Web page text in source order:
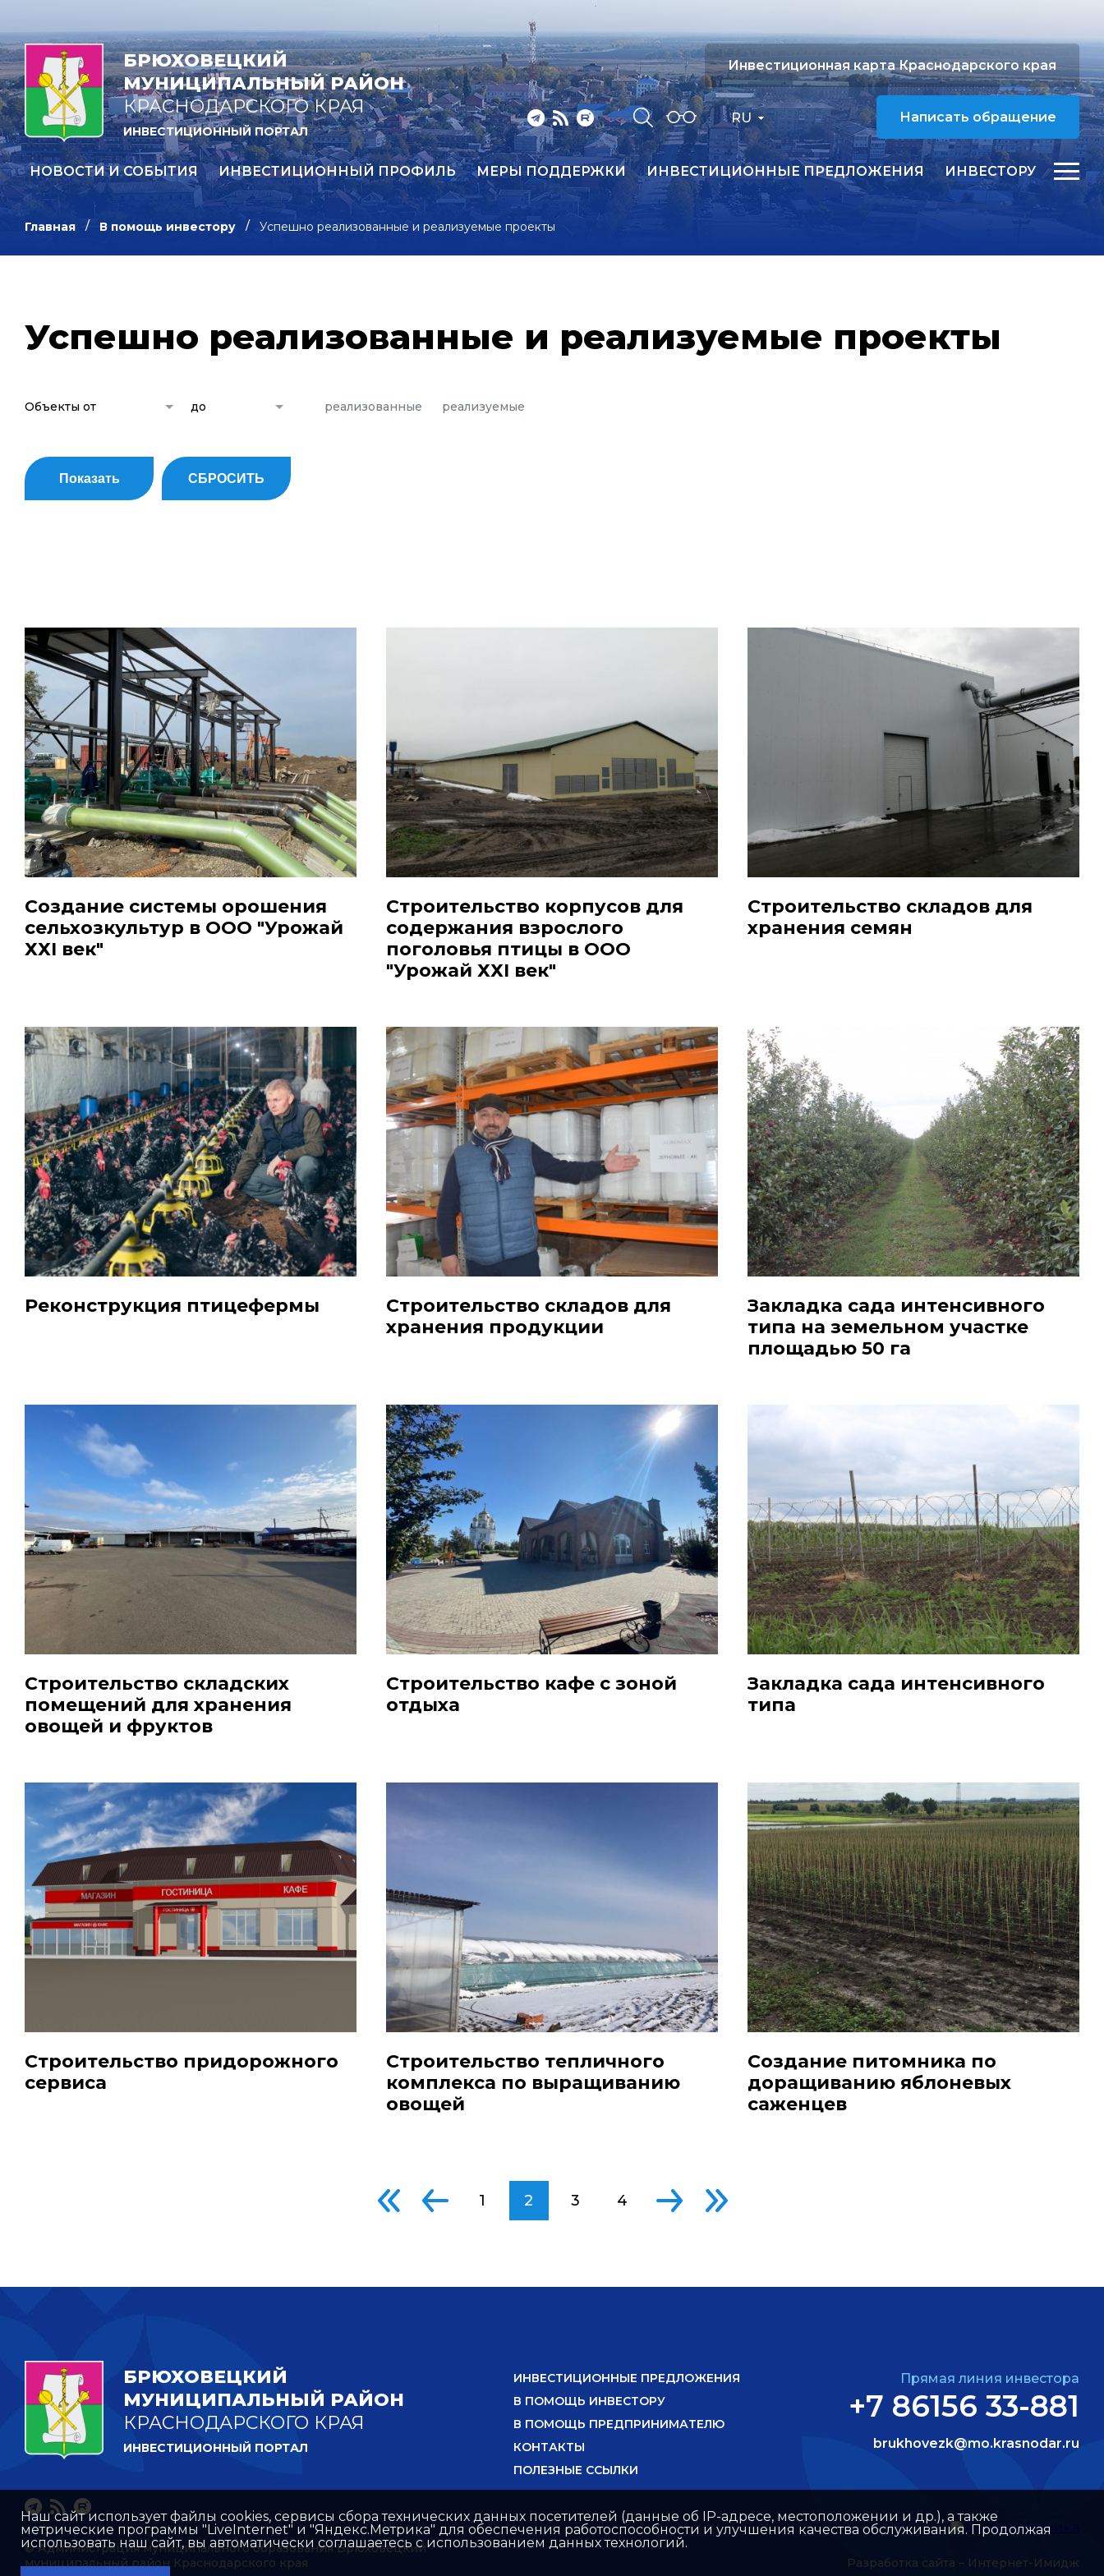
БРЮХОВЕЦКИЙ
МУНИЦИПАЛЬНЫЙ РАЙОН
КРАСНОДАРСКОГО КРАЯ
ИНВЕСТИЦИОННЫЙ ПОРТАЛ
RU
Инвестиционная карта Краснодарского края
Написать обращение
НОВОСТИ И СОБЫТИЯ ИНВЕСТИЦИОННЫЙ ПРОФИЛЬ МЕРЫ ПОДДЕРЖКИ ИНВЕСТИЦИОННЫЕ ПРЕДЛОЖЕНИЯ ИНВЕСТОРУ
Главная В помощь инвестору Успешно реализованные и реализуемые проекты
Успешно реализованные и реализуемые проекты
Объекты от до реализованные реализуемые
Показать СБРОСИТЬ
Создание системы орошения
сельхозкультур в ООО "Урожай
ХХI век"
Строительство корпусов для
содержания взрослого
поголовья птицы в ООО
"Урожай ХХI век"
Строительство складов для
хранения семян
Реконструкция птицефермы
Строительство складов для
хранения продукции
Закладка сада интенсивного
типа на земельном участке
площадью 50 га
Строительство складских
помещений для хранения
овощей и фруктов
Строительство кафе с зоной
отдыха
Закладка сада интенсивного
типа
Строительство придорожного
сервиса
Строительство тепличного
комплекса по выращиванию
овощей
Создание питомника по
доращиванию яблоневых
саженцев
1 2 3 4
БРЮХОВЕЦКИЙ
МУНИЦИПАЛЬНЫЙ РАЙОН
КРАСНОДАРСКОГО КРАЯ
ИНВЕСТИЦИОННЫЙ ПОРТАЛ
ИНВЕСТИЦИОННЫЕ ПРЕДЛОЖЕНИЯ
В ПОМОЩЬ ИНВЕСТОРУ
В ПОМОЩЬ ПРЕДПРИНИМАТЕЛЮ
КОНТАКТЫ
ПОЛЕЗНЫЕ ССЫЛКИ
Прямая линия инвестора
+7 86156 33-881
brukhovezk@mo.krasnodar.ru
© Администрация муниципального образования Брюховецкий
муниципальный район Краснодарского края
Разработка сайта – Интернет-Имидж
Наш сайт использует файлы cookies, сервисы сбора технических данных посетителей (данные об IP-адресе, местоположении и др.), а также
метрические программы "LiveInternet" и "Яндекс.Метрика" для обеспечения работоспособности и улучшения качества обслуживания. Продолжая
использовать наш сайт, вы автоматически соглашаетесь с использованием данных технологий.